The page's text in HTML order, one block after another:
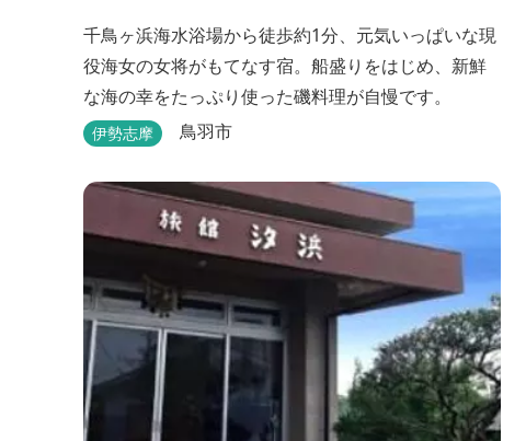
千鳥ヶ浜海水浴場から徒歩約1分、元気いっぱいな現
役海女の女将がもてなす宿。船盛りをはじめ、新鮮
な海の幸をたっぷり使った磯料理が自慢です。
伊勢志摩 鳥羽市